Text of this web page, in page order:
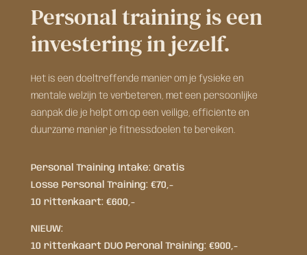
Personal training is een
investering in jezelf.
Het is een doeltreffende manier om je fysieke en
mentale welzijn te verbeteren, met een persoonlijke
aanpak die je helpt om op een veilige, efficiënte en
duurzame manier je fitnessdoelen te bereiken.
Personal Training Intake: Gratis
Losse Personal Training: €70,-
10 rittenkaart: €600,-
NIEUW:
10 rittenkaart DUO Peronal Training: €900,-